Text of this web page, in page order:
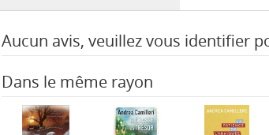
Aucun avis, veuillez vous identifier
Dans le même rayon